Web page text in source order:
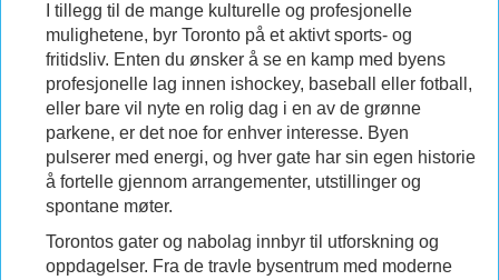
I tillegg til de mange kulturelle og profesjonelle
mulighetene, byr Toronto på et aktivt sports- og
fritidsliv. Enten du ønsker å se en kamp med byens
profesjonelle lag innen ishockey, baseball eller fotball,
eller bare vil nyte en rolig dag i en av de grønne
parkene, er det noe for enhver interesse. Byen
pulserer med energi, og hver gate har sin egen historie
å fortelle gjennom arrangementer, utstillinger og
spontane møter.
Torontos gater og nabolag innbyr til utforskning og
oppdagelser. Fra de travle bysentrum med moderne